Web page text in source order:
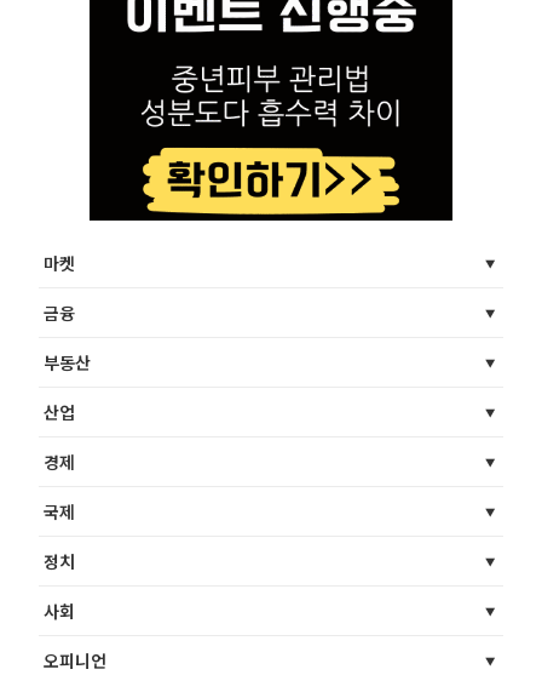
마켓
금융
부동산
산업
경제
국제
정치
사회
오피니언